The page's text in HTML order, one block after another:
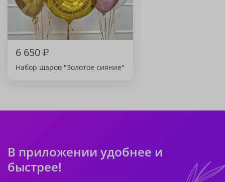
6 650₽
Набор шаров "Золотое сияние"
В приложении удобнее и
быстрее!